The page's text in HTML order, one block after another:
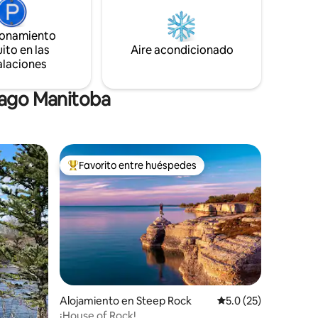
playa de
familiar en grupo o por su cuenta.
Disfruta de la naturaleza y del tranquilo
en las
Aire acondicionado
Manitoba
Favorito entre huéspedes preferido
Favorito entre huéspedes
Alojamiento en Steep Rock Calificación
5.0 (25)